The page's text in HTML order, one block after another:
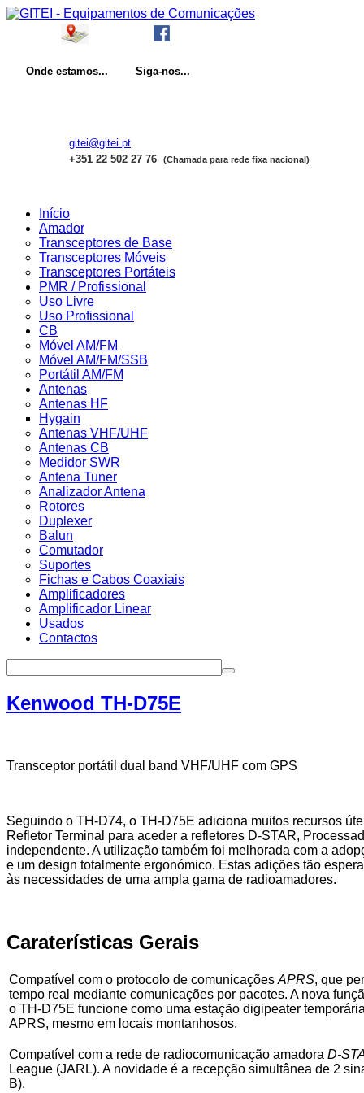
Ondeestamos... Siga-nos...
gitei@gitei.pt
+351 22 502 27 76
(Chamada para rede fixa nacional)
Início
Amador
Transceptores de Base
Transceptores Móveis
Transceptores Portáteis
PMR / Profissional
Uso Livre
Uso Profissional
CB
Móvel AM/FM
Móvel AM/FM/SSB
Portátil AM/FM
Antenas
Antenas HF
Hygain
Antenas VHF/UHF
Antenas CB
Medidor SWR
Antena Tuner
Analizador Antena
Rotores
Duplexer
Balun
Comutador
Suportes
Fichas e Cabos Coaxiais
Amplificadores
Amplificador Linear
Usados
Contactos
Kenwood TH-D75E
Transceptor portátil dual band VHF/UHF com GPS
Seguindo o TH-D74, o TH-D75E adiciona muitos recursos
Refletor Terminal para aceder a refletores D-STAR,
independente. A utilização também foi melhorada com a
e um design totalmente ergonómico. Estas adições tão
às necessidades de uma ampla gama de radioamadores.
Caraterísticas Gerais
Compatível com o protocolo de comunicações APRS, que
tempo real mediante comunicações por pacotes. A nova
o TH-D75E funcione como uma estação digipeater
APRS, mesmo em locais montanhosos.
Compatível com a rede de radiocomunicação amadora D-
League (JARL). A novidade é a recepção simultânea de 2
B).